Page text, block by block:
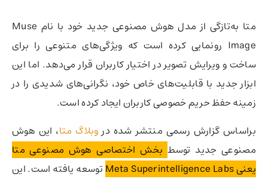
متا به‌تازگی از مدل هوش مصنوعی جدید خود با نام Muse
Image رونمایی کرده است که ویژگی‌های متنوعی را برای
ساخت و ویرایش تصویر در اختیار کاربران قرار می‌دهد. اما این
ابزار جدید با قابلیت‌های خاص خود، نگرانی‌های شدیدی را در
زمینه حفظ حریم خصوصی کاربران ایجاد کرده است.
براساس گزارش رسمی منتشر شده دروبلاگ متا، این هوش
مصنوعی جدید توسط بخش اختصاصی هوش مصنوعی متا
یعنی Meta Superintelligence Labs
توسعه یافته است. این